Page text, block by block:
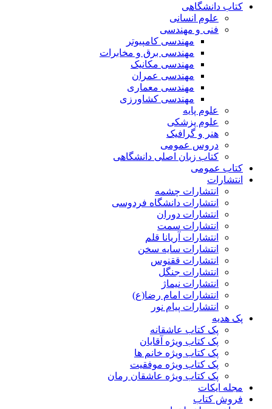
کتاب دانشگاهی
علوم انسانی
فنی و مهندسی
مهندسی کامپیوتر
مهندسی برق و مخابرات
مهندسی مکانیک
مهندسی عمران
مهندسی معماری
مهندسی کشاورزی
علوم پایه
علوم پزشکی
هنر و گرافیک
دروس عمومی
کتاب زبان اصلی دانشگاهی
کتاب عمومی
انتشارات
انتشارات چشمه
انتشارات دانشگاه فردوسی
انتشارات دوران
انتشارات سمت
انتشارات آریانا قلم
انتشارات سایه سخن
انتشارات ققنوس
انتشارات جنگل
انتشارات نیماژ
انتشارات امام رضا(ع)
انتشارات پیام نور
پک هدیه
پک کتاب عاشقانه
پک کتاب ویژه آقایان
پک کتاب ویژه خانم ها
پک کتاب ویژه موفقیت
پک کتاب ویژه عاشقان رمان
مجله ایکات
فروش کتاب